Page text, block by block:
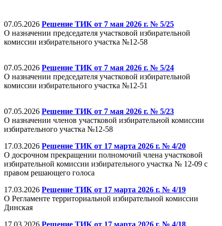
07.05.2026 Решение ТИК от 7 мая 2026 г. № 5/25
О назначении председателя участковой избирательной
комиссии избирательного участка №12-58
07.05.2026 Решение ТИК от 7 мая 2026 г. № 5/24
О назначении председателя участковой избирательной
комиссии избирательного участка №12-51
07.05.2026 Решение ТИК от 7 мая 2026 г. № 5/23
О назначении членов участковой избирательной комиссии
избирательного участка №12-58
17.03.2026 Решение ТИК от 17 марта 2026 г. № 4/20
О досрочном прекращении полномочий члена участковой
избирательной комиссии избирательного участка № 12-09 с
правом решающего голоса
17.03.2026 Решение ТИК от 17 марта 2026 г. № 4/19
О Регламенте территориальной избирательной комиссии
Динская
17.03.2026 Решение ТИК от 17 марта 2026 г. № 4/18